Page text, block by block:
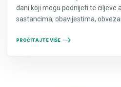
dani koji mogu podnijeti te ciljeve
sastancima, obavijestima,
PROČITAJTE VIŠE